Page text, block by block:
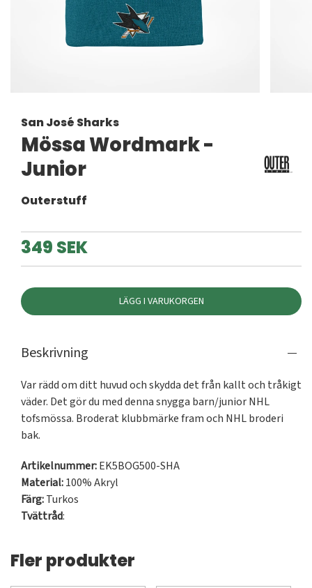
San José Sharks
Mössa Wordmark -
Junior
Outerstuff
349 SEK
LÄGG I VARUKORGEN
Beskrivning
Var rädd om ditt huvud och skydda det från kallt och tråkigt
väder. Det gör du med denna snygga barn/junior NHL
tofsmössa. Broderat klubbmärke fram och NHL broderi
bak.
Artikelnummer:EK5BOG500-SHA
Material:100% Akryl
Färg:Turkos
Tvättråd:
Fler produkter